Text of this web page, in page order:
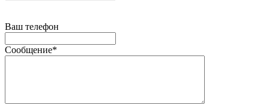
Ваш телефон
Сообщение*